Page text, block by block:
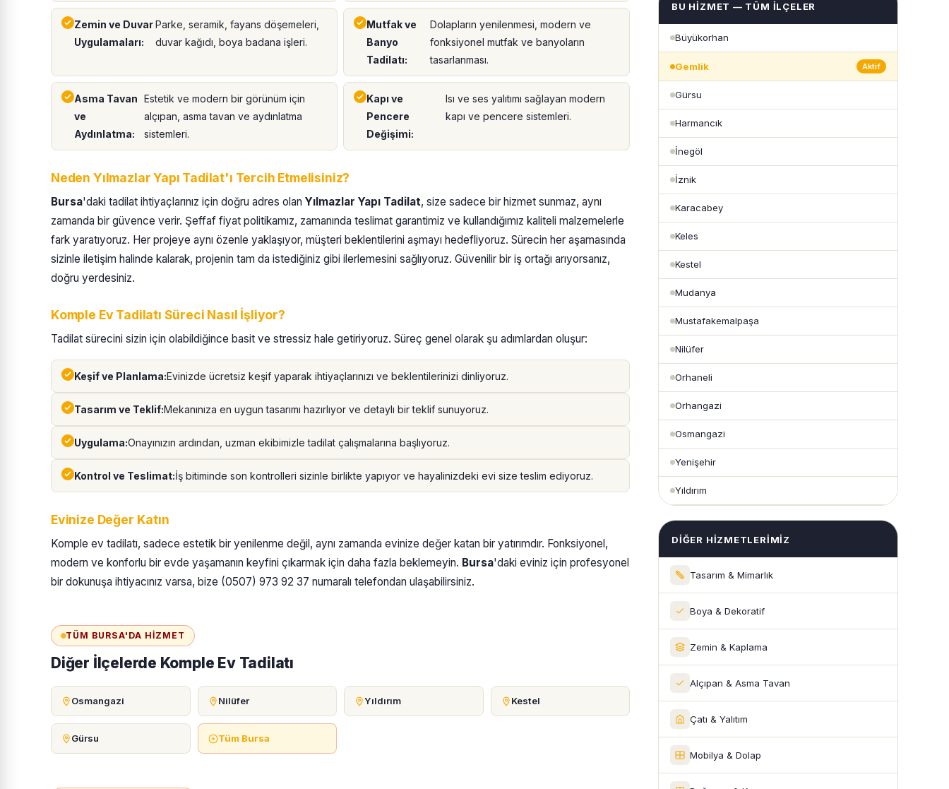
Zemin ve Duvar
Uygulamaları:
Parke, seramik, fayans döşemeleri,
duvar kağıdı, boya badana işleri.
Mutfak ve
Banyo
Tadilatı:
Dolapların yenilenmesi, modern ve
fonksiyonel mutfak ve banyoların
tasarlanması.
Asma Tavan
ve
Aydınlatma:
Estetik ve modern bir görünüm için
alçıpan, asma tavan ve aydınlatma
sistemleri.
Kapı ve
Pencere
Değişimi:
Isı ve ses yalıtımı sağlayan modern
kapı ve pencere sistemleri.
Neden Yılmazlar Yapı Tadilat'ı Tercih Etmelisiniz?
Bursa'daki tadilat ihtiyaçlarınız için doğru adres olan Yılmazlar Yapı Tadilat, size sadece bir hizmet sunmaz, aynı
zamanda bir güvence verir. Şeffaf fiyat politikamız, zamanında teslimat garantimiz ve kullandığımız kaliteli malzemelerle
fark yaratıyoruz. Her projeye aynı özenle yaklaşıyor, müşteri beklentilerini aşmayı hedefliyoruz. Sürecin her aşamasında
sizinle iletişim halinde kalarak, projenin tam da istediğiniz gibi ilerlemesini sağlıyoruz. Güvenilir bir iş ortağı arıyorsanız,
doğru yerdesiniz.
Komple Ev Tadilatı Süreci Nasıl İşliyor?
Tadilat sürecini sizin için olabildiğince basit ve stressiz hale getiriyoruz. Süreç genel olarak şu adımlardan oluşur:
Keşif ve Planlama:Evinizde ücretsiz keşif yaparak ihtiyaçlarınızı ve beklentilerinizi dinliyoruz.
Tasarım ve Teklif:Mekanınıza en uygun tasarımı hazırlıyor ve detaylı bir teklif sunuyoruz.
Uygulama:Onayınızın ardından, uzman ekibimizle tadilat çalışmalarına başlıyoruz.
Kontrol ve Teslimat:İş bitiminde son kontrolleri sizinle birlikte yapıyor ve hayalinizdeki evi size teslim ediyoruz.
Evinize Değer Katın
Komple ev tadilatı, sadece estetik bir yenilenme değil, aynı zamanda evinize değer katan bir yatırımdır. Fonksiyonel,
modern ve konforlu bir evde yaşamanın keyfini çıkarmak için daha fazla beklemeyin. Bursa'daki eviniz için profesyonel
bir dokunuşa ihtiyacınız varsa, bize (0507) 973 92 37 numaralı telefondan ulaşabilirsiniz.
TÜM BURSA'DA HIZMET
Diğer İlçelerde Komple Ev Tadilatı
Osmangazi Nilüfer Yıldırım Kestel
Gürsu Tüm Bursa
BU HIZMET — TÜM İLÇELER
Büyükorhan
Gemlik Aktif
Gürsu
Harmancık
İnegöl
İznik
Karacabey
Keles
Kestel
Mudanya
Mustafakemalpaşa
Nilüfer
Orhaneli
Orhangazi
Osmangazi
Yenişehir
Yıldırım
DIĞER HIZMETLERIMIZ
Tasarım & Mimarlık
Boya & Dekoratif
Zemin & Kaplama
Alçıpan & Asma Tavan
Çatı & Yalıtım
Mobilya & Dolap